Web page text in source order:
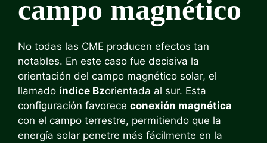
campo magnético
No todas las CME producen efectos tan
notables. En este caso fue decisiva la
orientación del campo magnético solar, el
llamado índice Bzorientada al sur. Esta
configuración favorece conexión magnética
con el campo terrestre, permitiendo que la
energía solar penetre más fácilmente en la